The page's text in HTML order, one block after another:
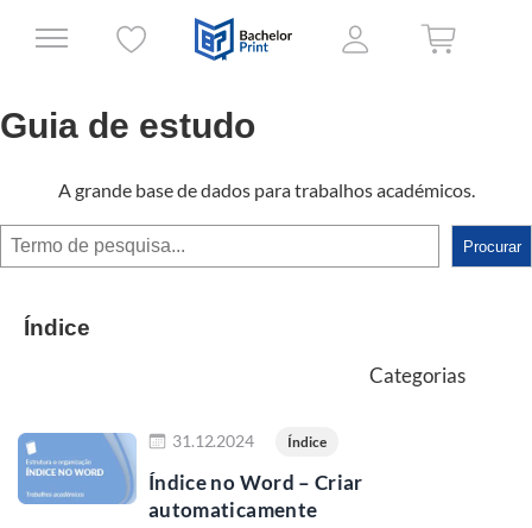
Guia de estudo
A grande base de dados para trabalhos académicos.
Procurar Procurar
Índice
Categorias
31.12.2024 Índice
Índice no Word – Criar
automaticamente